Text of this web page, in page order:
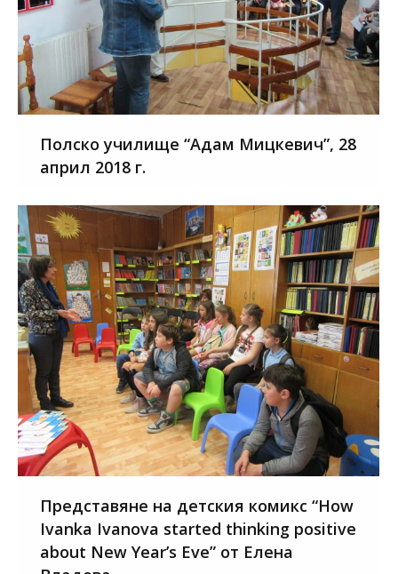
Полско училище “Адам Мицкевич”, 28
април 2018 г.
Представяне на детския комикс “How
Ivanka Ivanova started thinking positive
about New Year’s Eve” от Елена